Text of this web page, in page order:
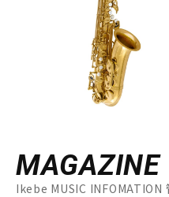
MAGAZINE
Ikebe MUSIC INFOMATION